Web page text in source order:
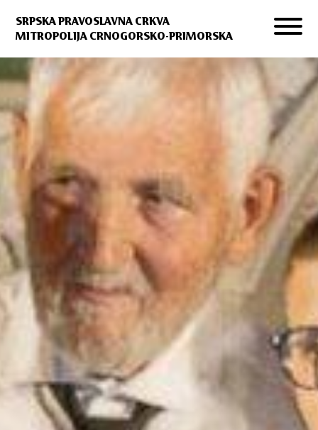
SRPSKA PRAVOSLAVNA CRKVA
MITROPOLIJA CRNOGORSKO-PRIMORSKA